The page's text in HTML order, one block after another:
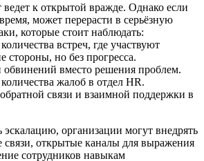
к открытой вражде. Однако если
может перерасти в серьёзную
которые стоит наблюдать:
встреч, где участвуют
но без прогресса.
вместо решения проблем.
жалоб в отдел HR.
связи и взаимной поддержки в
эскалацию, организации могут внедрять
связи, открытые каналы для выражения
сотрудников навыкам